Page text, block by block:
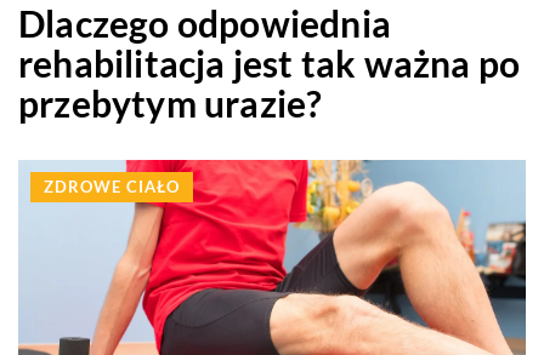
Dlaczego odpowiednia
rehabilitacja jest tak ważna po
przebytym urazie?
ZDROWE CIAŁO